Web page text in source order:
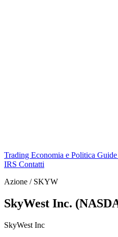
Trading Economia e Politica Guide
IRS Contatti
Azione / SKYW
SkyWest Inc.
SkyWest Inc